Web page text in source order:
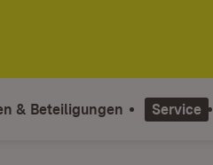
& Beteiligungen Service